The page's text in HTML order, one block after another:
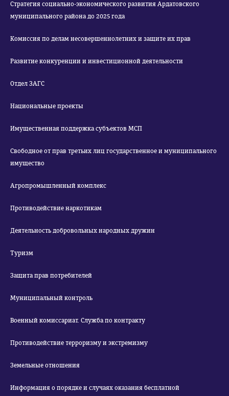
Стратегия социально-экономического развития Ардатовского
муниципального района до 2025 года
Комиссия по делам несовершеннолетних и защите их прав
Развитие конкуренции и инвестиционной деятельности
Отдел ЗАГС
Национальные проекты
Имущественная поддержка субъектов МСП
Свободное от прав третьих лиц государственное и муниципального
имущество
Агропромышленный комплекс
Противодействие наркотикам
Деятельность добровольных народных дружин
Туризм
Защита прав потребителей
Муниципальный контроль
Военный комиссариат. Служба по контракту
Противодействие терроризму и экстремизму
Земельные отношения
Информация о порядке и случаях оказания бесплатной